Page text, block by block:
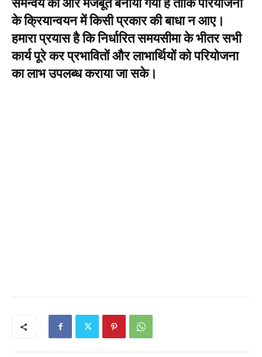
समन्वय को और मजबूत बनाया गया है ताकि परियोजना
के क्रियान्वयन में किसी प्रकार की बाधा न आए।
हमारा प्रयास है कि निर्धारित समयसीमा के भीतर सभी
कार्य पूरे कर प्रभावितों और लाभार्थियों को परियोजना
का लाभ उपलब्ध कराया जा सके।